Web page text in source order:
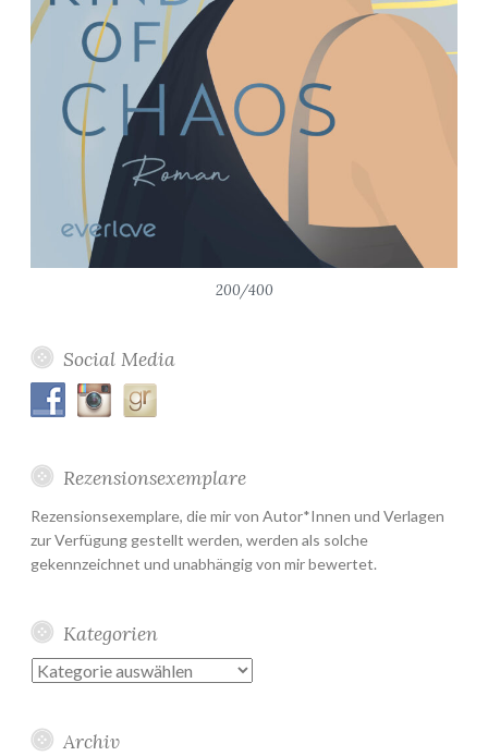
200/400
Social Media
Rezensionsexemplare
Rezensionsexemplare, die mir von Autor*Innen und Verlagen
zur Verfügung gestellt werden, werden als solche
gekennzeichnet und unabhängig von mir bewertet.
Kategorien
Kategorien
Archiv